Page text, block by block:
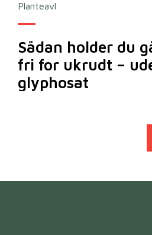
Planteavl
Sådan holder du
fri for ukrudt –
glyphosat